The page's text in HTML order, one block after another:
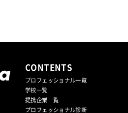
CONTENTS
プロフェッショナル一覧
学校一覧
提携企業⼀覧
プロフェッショナル診断